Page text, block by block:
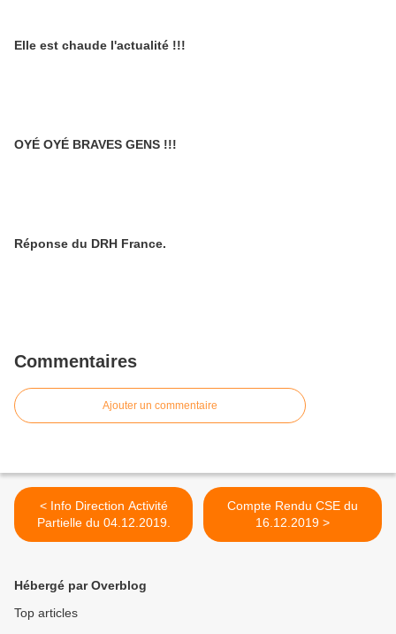
Elle est chaude l'actualité !!!
OYÉ OYÉ BRAVES GENS !!!
Réponse du DRH France.
Commentaires
Ajouter un commentaire
< Info Direction Activité
Partielle du 04.12.2019.
Compte Rendu CSE du
16.12.2019 >
Hébergé par Overblog
Top articles